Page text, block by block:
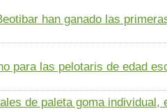
han ganado las
para las pelotaris de edad
de paleta goma individual,